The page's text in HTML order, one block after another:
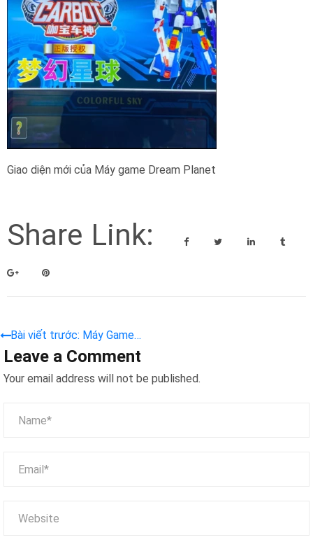
Giao diện mới của Máy game Dream Planet
Share Link:
Bài viết trước: Máy Game
Câu Cá Dream Planet – Đưa
Bé Phiêu Lưu Dưới Biển Sâu
Leave a Comment
Your email address will not be published.